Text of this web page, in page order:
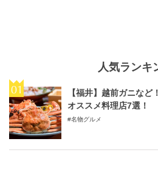
人気ランキ
【福井】越前ガニなど
オススメ料理店7選！
名物グルメ